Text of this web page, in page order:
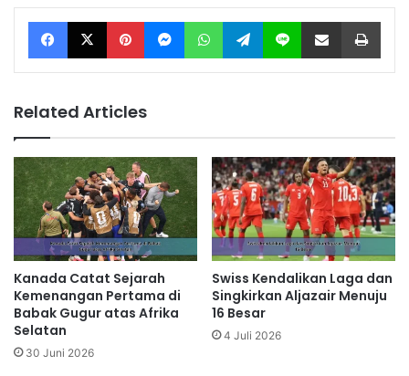
Facebook X Pinterest Messenger WhatsApp Telegram Line Share via Email
Related Articles
Kanada Catat Sejarah
Kemenangan Pertama di
Babak Gugur atas Afrika
Selatan
30 Juni 2026
Swiss Kendalikan Laga dan
Singkirkan Aljazair Menuju
16 Besar
4 Juli 2026